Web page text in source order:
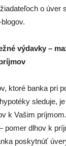
o úver
výdavky –
ktoré banka pri
sleduje,
k Vašim
pomer dlhov k
poskytnúť